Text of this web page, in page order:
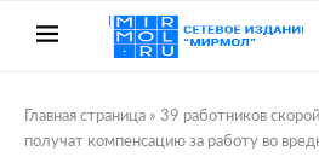
Главная страница » 39 работников
получат компенсацию за работу во